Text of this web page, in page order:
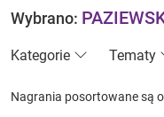
Wybrano:
Kategorie Tematy
Nagrania posortowane są